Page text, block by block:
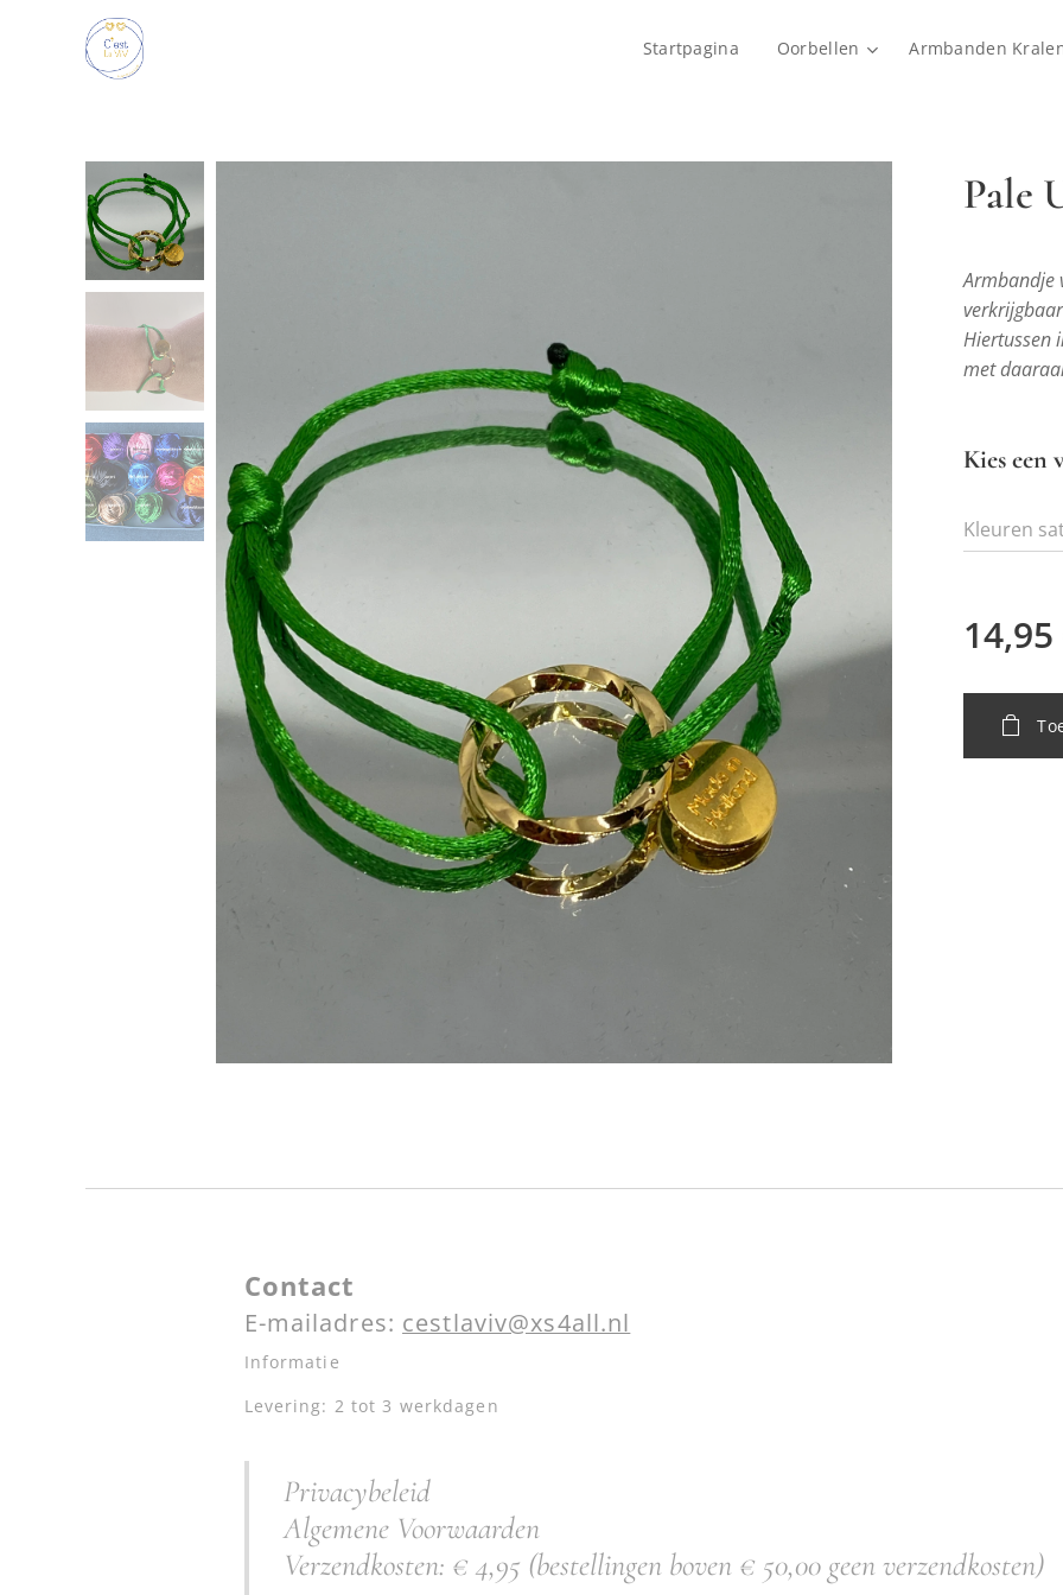
Startpagina Oorbellen Armbanden
Pale
Armbandje
Hiertussen
met
Kies een
Kleuren
14,95
Contact
E-mailadres: cestlaviv@xs4all.nl
Informatie
Levering: 2 tot 3 werkdagen
Privacybeleid
Algemene Voorwaarden
Verzendkosten: € 4,95 (bestellingen boven € 50,00 geen verzendkosten)